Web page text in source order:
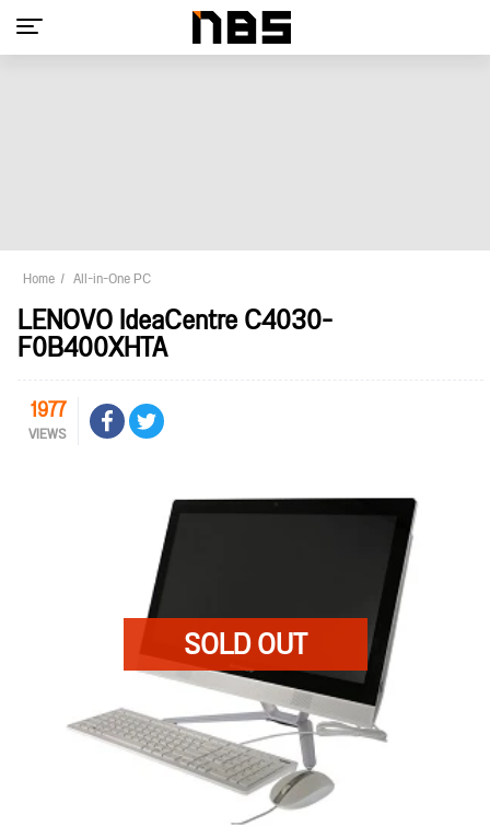
Home All-in-One PC
LENOVO IdeaCentre C4030-
F0B400XHTA
1977
VIEWS